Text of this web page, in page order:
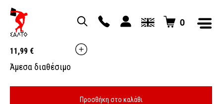
0
ΟΛΟΗΜΕΡΑ ΔΗΜΟΤΙΚΑ ΣΧΟΛΕΙΑ
11,99 €
Άμεσα διαθέσιμο
Προσθήκη στο καλάθι